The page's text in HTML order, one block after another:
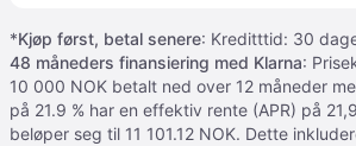
*Kjøp først, betal senere: Kreditttid: 30
48 måneders finansiering med Klarna:
10 000 NOK betalt ned over 12 måneder
på 21.9 % har en effektiv rente (APR) på
beløper seg til 11 101.12 NOK. Dette